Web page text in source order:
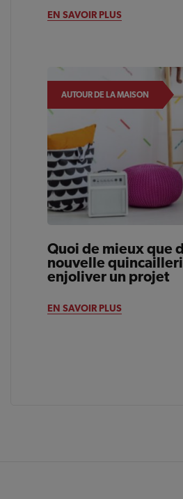
EN SAVOIR PLUS
AUTOUR DE LA MAISON
Quoi de mieux que
nouvelle
enjoliver un projet
EN SAVOIR PLUS